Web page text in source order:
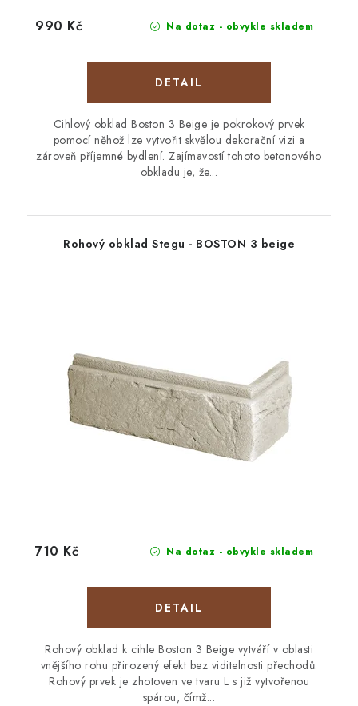
Na dotaz - obvykle skladem
990 Kč
Cihlový obklad Boston 3 Beige je pokrokový prvek
pomocí něhož lze vytvořit skvělou dekorační vizi a
zároveň příjemné bydlení. Zajímavostí tohoto betonového
obkladu je, že...
Rohový obklad Stegu - BOSTON 3 beige
Na dotaz - obvykle skladem
710 Kč
Rohový obklad k cihle Boston 3 Beige vytváří v oblasti
vnějšího rohu přirozený efekt bez viditelnosti přechodů.
Rohový prvek je zhotoven ve tvaru L s již vytvořenou
spárou, čímž...